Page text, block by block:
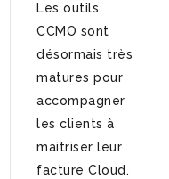
Les outils
CCMO sont
désormais très
matures pour
accompagner
les clients à
maitriser leur
facture Cloud.